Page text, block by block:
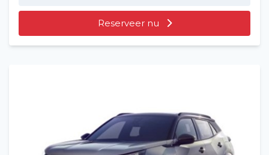
Reserveer nu